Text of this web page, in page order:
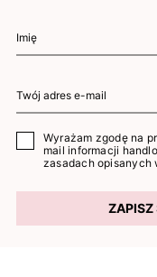
Wyrażam zgodę na
mail informacji
zasadach opisanych
ZAPISZ